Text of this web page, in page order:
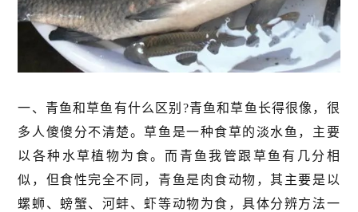
一、青鱼和草鱼有什么区别?青鱼和草鱼长得很像，很
多人傻傻分不清楚。草鱼是一种食草的淡水鱼，主要
以各种水草植物为食。而青鱼我管跟草鱼有几分相
似，但食性完全不同，青鱼是肉食动物，其主要是以
螺蛳、螃蟹、河蚌、虾等动物为食，具体分辨方法一